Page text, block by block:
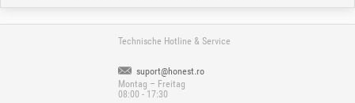
Technische Hotline & Service
suport@honest.ro
Montag – Freitag
08:00 - 17:30